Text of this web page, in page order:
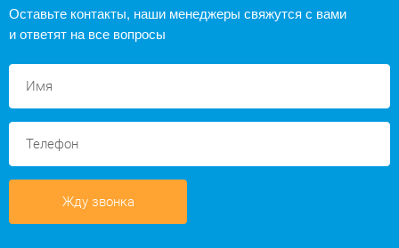
Оставьте контакты, наши менеджеры свяжутся с вами
и ответят на все вопросы
Жду звонка